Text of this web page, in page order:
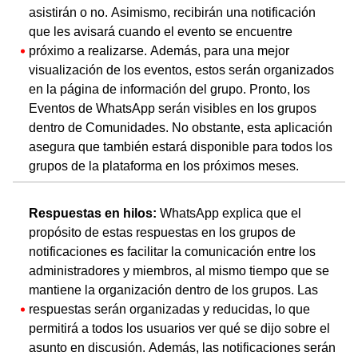
asistirán o no. Asimismo, recibirán una notificación
que les avisará cuando el evento se encuentre
próximo a realizarse. Además, para una mejor
visualización de los eventos, estos serán organizados
en la página de información del grupo. Pronto, los
Eventos de WhatsApp serán visibles en los grupos
dentro de Comunidades. No obstante, esta aplicación
asegura que también estará disponible para todos los
grupos de la plataforma en los próximos meses.
Respuestas en hilos: WhatsApp explica que el
propósito de estas respuestas en los grupos de
notificaciones es facilitar la comunicación entre los
administradores y miembros, al mismo tiempo que se
mantiene la organización dentro de los grupos. Las
respuestas serán organizadas y reducidas, lo que
permitirá a todos los usuarios ver qué se dijo sobre el
asunto en discusión. Además, las notificaciones serán